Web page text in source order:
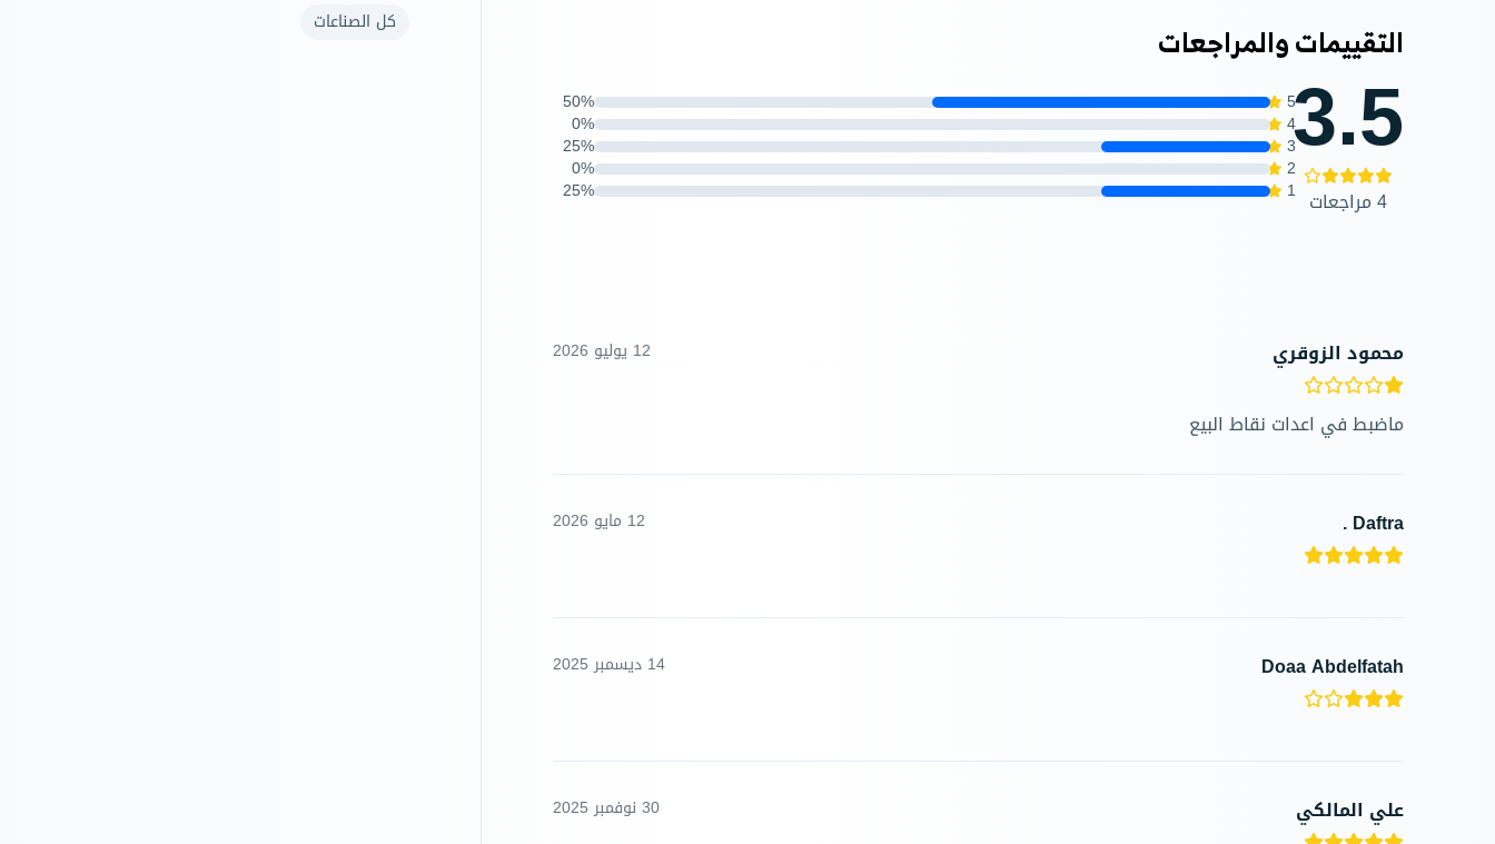
التقييمات والمراجعات
3.5
4 مراجعات
5
50%
4
0%
3
25%
2
0%
1
25%
محمود الزوقري
ماضبط في اعدات نقاط البيع
12 يوليو 2026
Daftra . 12 مايو 2026
Doaa Abdelfatah 14 ديسمبر 2025
علي المالكي 30 نوفمبر 2025
كل الصناعات